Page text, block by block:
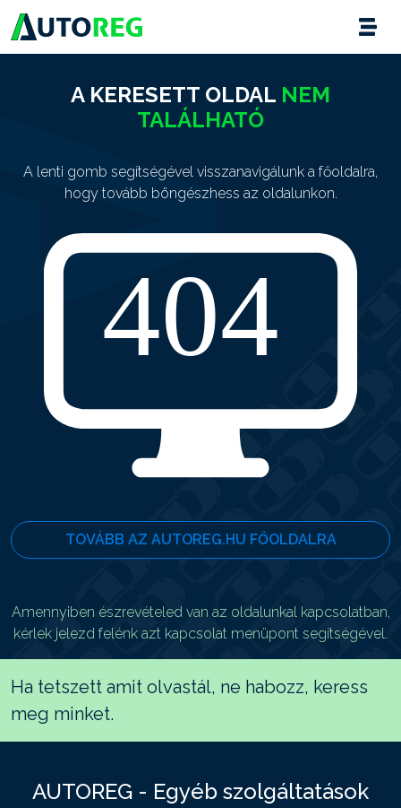
A KERESETT OLDAL NEM
TALÁLHATÓ
A lenti gomb segítségével visszanavigálunk a főoldalra,
hogy tovább böngészhess az oldalunkon.
TOVÁBB AZ AUTOREG.HU FŐOLDALRA
Amennyiben észrevételed van az oldalunkal kapcsolatban,
kérlek jelezd felénk azt kapcsolat menüpont segítségével.
Ha tetszett amit olvastál, ne habozz, keress
meg minket.
AUTOREG - Egyéb szolgáltatások